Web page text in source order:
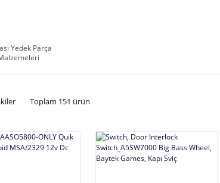
Yedek Parça
Toplam 151 ürün